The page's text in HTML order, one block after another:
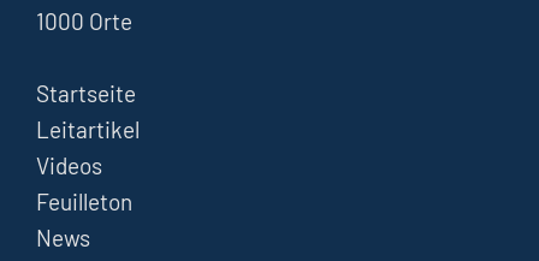
1000 Orte
Startseite
Leitartikel
Videos
Feuilleton
News